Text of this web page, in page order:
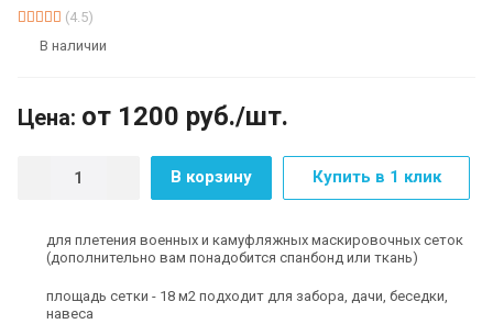
(4.5)
В наличии
Цена: от 1200 руб./шт.
В корзину Купить в 1 клик
для плетения военных и камуфляжных маскировочных сеток
(дополнительно вам понадобится спанбонд или ткань)
площадь сетки - 18 м2 подходит для забора, дачи, беседки,
навеса